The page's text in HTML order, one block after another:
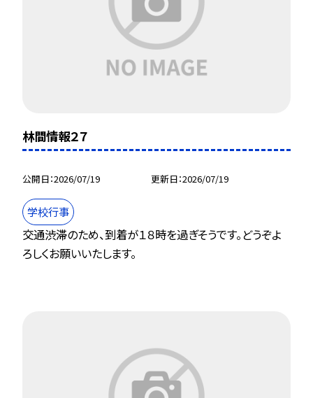
林間情報２７
公開日 2026/07/19 更新日 2026/07/19
学校行事
交通渋滞のため、到着が１８時を過ぎそうです。どうぞよ
ろしくお願いいたします。